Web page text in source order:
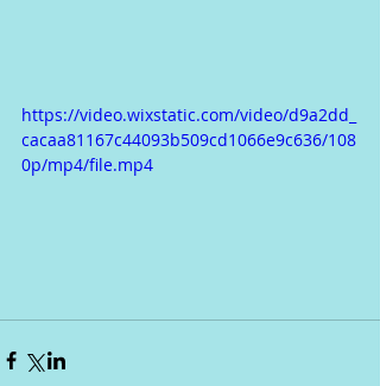
https://video.wixstatic.com/video/d9a2dd_
cacaa81167c44093b509cd1066e9c636/108
0p/mp4/file.mp4